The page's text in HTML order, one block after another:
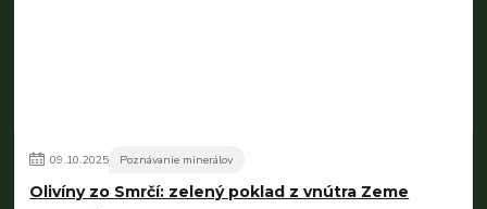
09.10.2025 Poznávanie minerálov
Olivíny zo Smrčí: zelený poklad z vnútra Zeme